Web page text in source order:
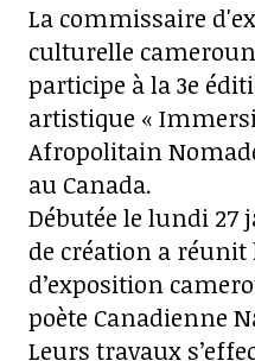
La commissaire
culturelle
participe à la 3e
artistique «
Afropolitain
au Canada.
Débutée le lundi 27
de création a
d’exposition
poète Canadienne
Leurs travaux